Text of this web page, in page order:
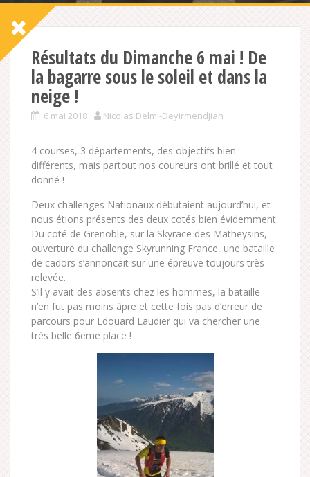
Résultats du Dimanche 6 mai ! De
la bagarre sous le soleil et dans la
neige !
6 mai 2018 Nicolas Delmi-Deyirmendjian
4 courses, 3 départements, des objectifs bien
différents, mais partout nos coureurs ont brillé et tout
donné !
Deux challenges Nationaux débutaient aujourd’hui, et
nous étions présents des deux cotés bien évidemment.
Du coté de Grenoble, sur la Skyrace des Matheysins,
ouverture du challenge Skyrunning France, une bataille
de cadors s’annoncait sur une épreuve toujours très
relevée.
S’il y avait des absents chez les hommes, la bataille
n’en fut pas moins âpre et cette fois pas d’erreur de
parcours pour Edouard Laudier qui va chercher une
très belle 6eme place !